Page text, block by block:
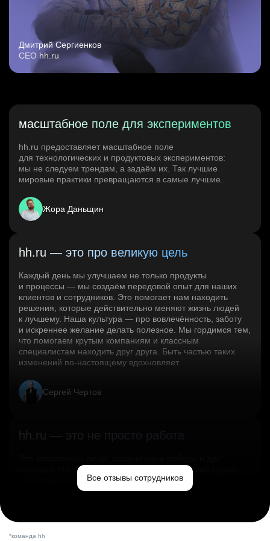
Дмитрий Сергиенков
CEO hh.ru
масштабное поле для экспериментов
hh.ru предоставляет масштабное поле
для технологических и продуктовых экспериментов:
мы не следуем трендам, а задаём их. Так лучшие
мировые практики превращаются в самые лучшие.
Жора Даньщин
hh.ru — это про великую цель
Каждый день мы улучшаем не только продукты
и процессы — мы создаём передовой опыт для наших
клиентов и сотрудников. Это помогает нам находить
решения, которые действительно меняют жизнь людей
к лучшему. Наша культура — про вовлечённость, заботу
и искреннее желание делать полезное. Мы гордимся тем,
что помогаем крутым компаниям и классным
специалистам находить друг друга. Быть частью таких
изменений по‑настоящему вдохновляет.
Сергей Чертов
hh.ru — это не просто работа
свободы. Мы помогаем миру и создаём лучший сервис
по поиску работы в стране.Все отзывы сотрудников
*команда hh